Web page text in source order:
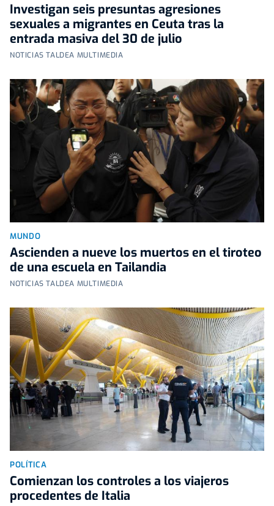
Investigan seis presuntas agresiones
sexuales a migrantes en Ceuta tras la
entrada masiva del 30 de julio
NOTICIAS TALDEA MULTIMEDIA
MUNDO
Ascienden a nueve los muertos en el tiroteo
de una escuela en Tailandia
NOTICIAS TALDEA MULTIMEDIA
POLÍTICA
Comienzan los controles a los viajeros
procedentes de Italia